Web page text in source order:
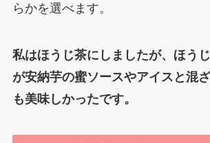
らかを選べます。
私はほうじ茶にしましたが、ほう
が安納芋の蜜ソースやアイスと混
も美味しかったです。